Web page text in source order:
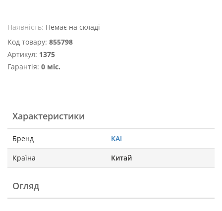
Наявність: Немає на складі
Код товару: 855798
Артикул: 1375
Гарантія: 0 міс.
Характеристики
Бренд KAI
Країна Китай
Огляд